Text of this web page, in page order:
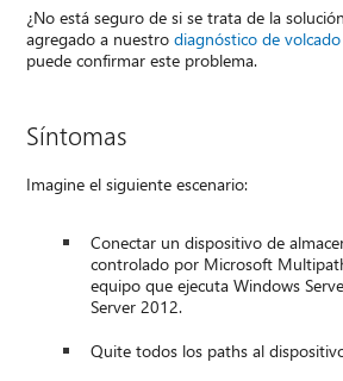
¿No está seguro de si se trata de la
agregado a nuestrodiagnóstico de
puede confirmar este problema.
Síntomas
Imagine el siguiente escenario:
Conectar un dispositivo de
controlado por Microsoft
equipo que ejecuta Windows
Server 2012.
Quite todos los paths al